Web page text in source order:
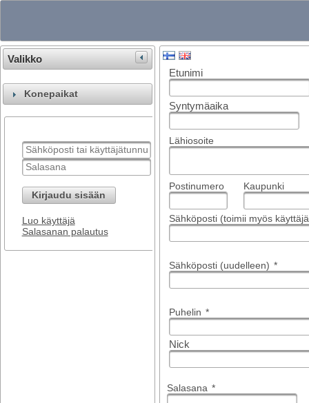
Valikko
Konepaikat
Kirjaudu sisään
Luo käyttäjä
Salasanan palautus
Etunimi
Syntymäaika
Lähiosoite
Postinumero Kaupunki
Sähköposti (toimii myös
Sähköposti (uudelleen) *
Puhelin *
Nick
Salasana *